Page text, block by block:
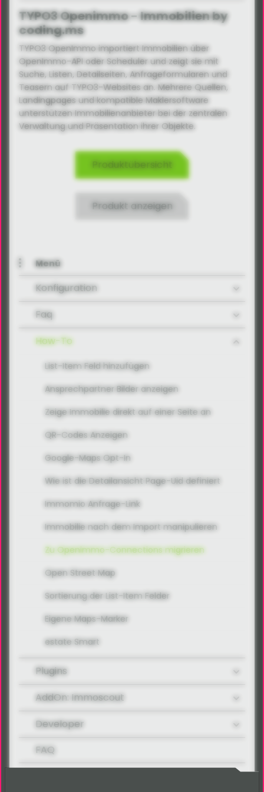
TYPO3 Openimmo - Immobilien by
coding.ms
TYPO3 OpenImmo importiert Immobilien über
OpenImmo-API oder Scheduler und zeigt sie mit
Suche, Listen, Detailseiten, Anfrageformularen und
Teasern auf TYPO3-Websites an. Mehrere Quellen,
Landingpages und kompatible Maklersoftware
unterstützen Immobilienanbieter bei der zentralen
Verwaltung und Präsentation ihrer Objekte.
Produktübersicht
Produkt anzeigen
Menü
Konfiguration
Faq
How-To
List-Item Feld hinzufügen
Ansprechpartner Bilder anzeigen
Zeige Immobilie direkt auf einer Seite an
QR-Codes Anzeigen
Google-Maps Opt-In
Wie ist die Detailansicht Page-Uid definiert
Immomio Anfrage-Link
Immobilie nach dem Import manipulieren
Zu Openimmo-Connections migrieren
Open Street Map
Sortierung der List-Item Felder
Eigene Maps-Marker
estate Smart
Plugins
AddOn: Immoscout
Developer
FAQ